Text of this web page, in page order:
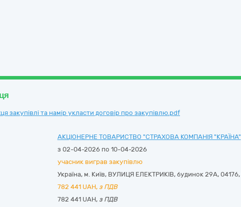
закупівлі та намір укласти договір про закупівлю.pdf
АКЦІОНЕРНЕ ТОВАРИСТВО "СТРАХОВА КОМПАНІЯ "КРАЇНА"
з 02-04-2026 по 10-04-2026
учасник виграв закупівлю
Україна, м. Київ, ВУЛИЦЯ ЕЛЕКТРИКІВ, будинок 29А, 04176,
782 441 UAH, з ПДВ
782 441 UAH, з ПДВ